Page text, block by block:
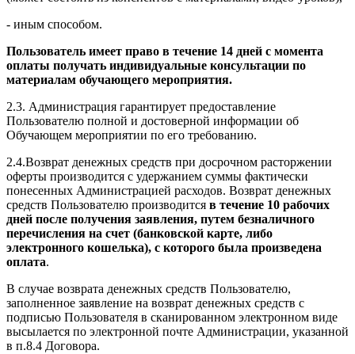
- иным способом.
Пользователь имеет право в течение 14 дней с момента
оплаты получать индивидуальные консультации по
материалам обучающего мероприятия.
2.3. Администрация гарантирует предоставление
Пользователю полной и достоверной информации об
Обучающем мероприятии по его требованию.
2.4.Возврат денежных средств при досрочном расторжении
оферты производится с удержанием суммы фактически
понесенных Администрацией расходов. Возврат денежных
средств Пользователю производится в течение 10 рабочих
дней после получения заявления, путем безналичного
перечисления на счет (банковской карте, либо
электронного кошелька), с которого была произведена
оплата.
В случае возврата денежных средств Пользователю,
заполненное заявление на возврат денежных средств с
подписью Пользователя в сканированном электронном виде
высылается по электронной почте Администрации, указанной
в п.8.4 Договора.